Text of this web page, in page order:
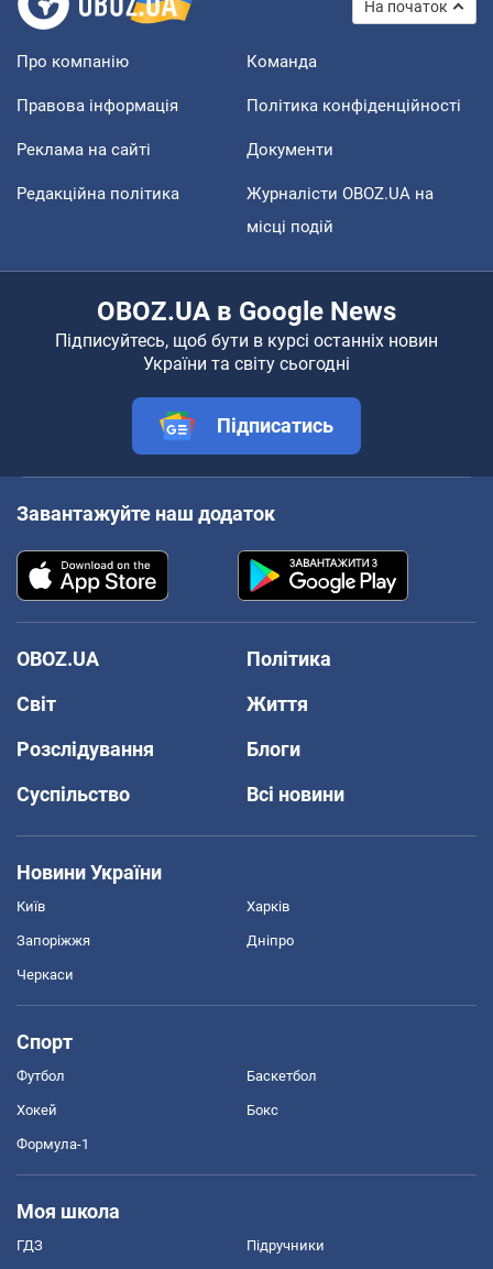
На початок
Про компанію Команда
Правова інформація Політика конфіденційності
Реклама на сайті Документи
Редакційна політика
Журналісти OBOZ.UA на
місці подій
OBOZ.UA в Google News
Підписуйтесь, щоб бути в курсі останніх новин
України та світу сьогодні
Підписатись
Завантажуйте наш додаток
OBOZ.UA
Політика
Світ
Життя
Розслідування
Блоги
Суспільство
Всі новини
Новини України
Київ Харків
Запоріжжя Дніпро
Черкаси
Спорт
Футбол Баскетбол
Хокей Бокс
Формула-1
Моя школа
ГДЗ Підручники